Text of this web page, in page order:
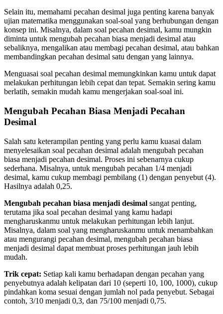
Selain itu, memahami pecahan desimal juga penting karena banyak
ujian matematika menggunakan soal-soal yang berhubungan dengan
konsep ini. Misalnya, dalam soal pecahan desimal, kamu mungkin
diminta untuk mengubah pecahan biasa menjadi desimal atau
sebaliknya, mengalikan atau membagi pecahan desimal, atau bahkan
membandingkan pecahan desimal satu dengan yang lainnya.
Menguasai soal pecahan desimal memungkinkan kamu untuk dapat
melakukan perhitungan lebih cepat dan tepat. Semakin sering kamu
berlatih, semakin mudah kamu mengerjakan soal-soal ini.
Mengubah Pecahan Biasa Menjadi Pecahan
Desimal
Salah satu keterampilan penting yang perlu kamu kuasai dalam
menyelesaikan soal pecahan desimal adalah mengubah pecahan
biasa menjadi pecahan desimal. Proses ini sebenarnya cukup
sederhana. Misalnya, untuk mengubah pecahan 1/4 menjadi
desimal, kamu cukup membagi pembilang (1) dengan penyebut (4).
Hasilnya adalah 0,25.
Mengubah pecahan biasa menjadi desimal sangat penting,
terutama jika soal pecahan desimal yang kamu hadapi
mengharuskanmu untuk melakukan perhitungan lebih lanjut.
Misalnya, dalam soal yang mengharuskanmu untuk menambahkan
atau mengurangi pecahan desimal, mengubah pecahan biasa
menjadi desimal dapat membuat proses perhitungan jauh lebih
mudah.
Trik cepat: Setiap kali kamu berhadapan dengan pecahan yang
penyebutnya adalah kelipatan dari 10 (seperti 10, 100, 1000), cukup
pindahkan koma sesuai dengan jumlah nol pada penyebut. Sebagai
contoh, 3/10 menjadi 0,3, dan 75/100 menjadi 0,75.